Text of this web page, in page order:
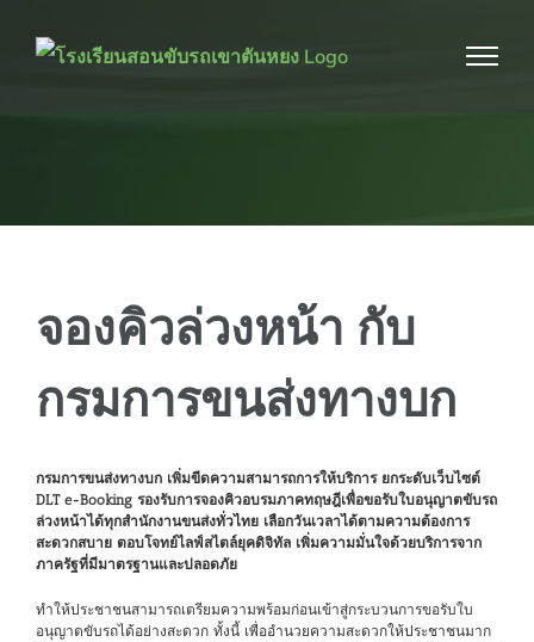
จองคิวล่วงหน้า กับ
กรมการขนส่งทางบก
กรมการขนส่งทางบก เพิ่มขีดความสามารถการให้บริการ ยกระดับเว็บไซต์
DLT e-Booking รองรับการจองคิวอบรมภาคทฤษฎีเพื่อขอรับใบอนุญาตขับรถ
ล่วงหน้าได้ทุกสำนักงานขนส่งทั่วไทย เลือกวันเวลาได้ตามความต้องการ
สะดวกสบาย ตอบโจทย์ไลฟ์สไตล์ยุคดิจิทัล เพิ่มความมั่นใจด้วยบริการจาก
ภาครัฐที่มีมาตรฐานและปลอดภัย
ทำให้ประชาชนสามารถเตรียมความพร้อมก่อนเข้าสู่กระบวนการขอรับใบ
อนุญาตขับรถได้อย่างสะดวก ทั้งนี้ เพื่ออำนวยความสะดวกให้ประชาชนมาก